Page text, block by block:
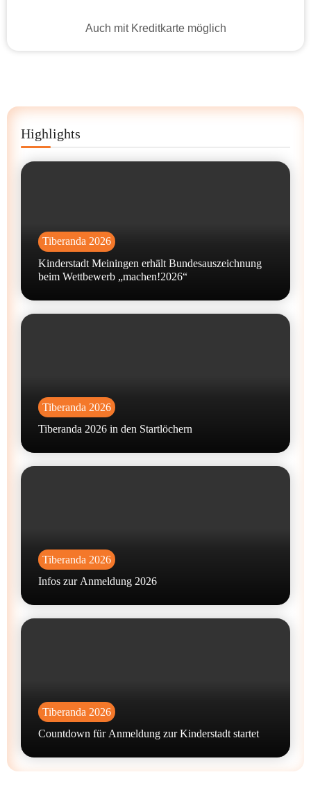
Auch mit Kreditkarte möglich
Highlights
Tiberanda 2026
Kinderstadt Meiningen erhält Bundesauszeichnung
beim Wettbewerb „machen!2026“
Tiberanda 2026
Tiberanda 2026 in den Startlöchern
Tiberanda 2026
Infos zur Anmeldung 2026
Tiberanda 2026
Countdown für Anmeldung zur Kinderstadt startet